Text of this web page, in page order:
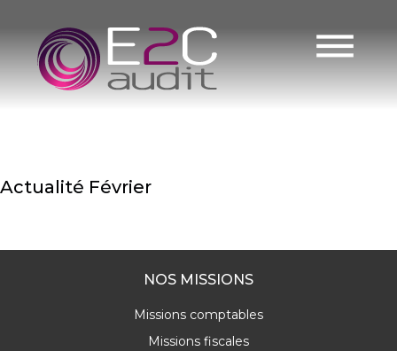
content
25
mars
2025
Actualité Février
NOS MISSIONS
Missions comptables
Missions fiscales